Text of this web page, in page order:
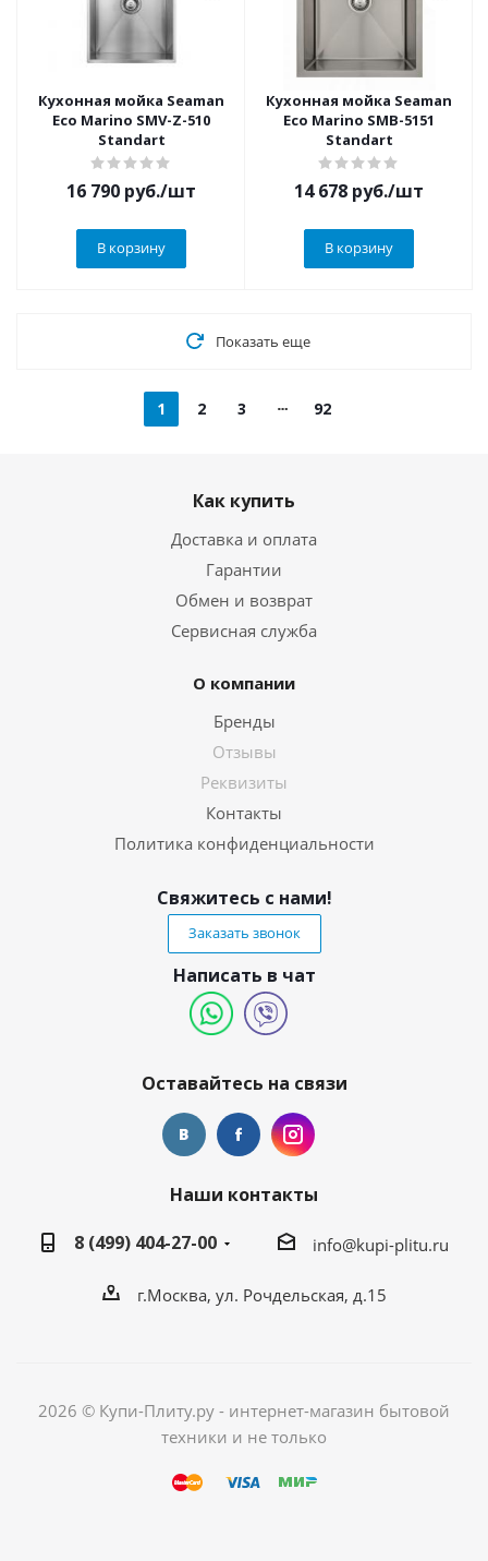
Кухонная мойка Seaman
Eco Marino SMV-Z-510
Standart
16 790 руб./шт
В корзину
Кухонная мойка Seaman
Eco Marino SMB-5151
Standart
14 678 руб./шт
В корзину
Показать еще
1 2 3 92
Как купить
Доставка и оплата
Гарантии
Обмен и возврат
Сервисная служба
О компании
Бренды
Отзывы
Реквизиты
Контакты
Политика конфиденциальности
Свяжитесь с нами!
Заказать звонок
Написать в чат
Оставайтесь на связи
Наши контакты
8 (499) 404-27-00
info@kupi-plitu.ru
г.Москва, ул. Рочдельская, д.15
2026 © Купи-Плиту.ру - интернет-магазин бытовой
техники и не только